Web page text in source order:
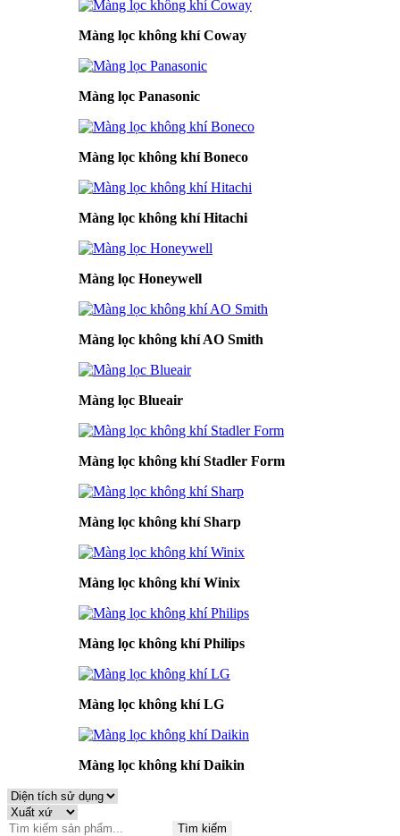
Màng lọc không khí Coway
Màng lọc Panasonic
Màng lọc không khí Boneco
Màng lọc không khí Hitachi
Màng lọc Honeywell
Màng lọc không khí AO Smith
Màng lọc Blueair
Màng lọc không khí Stadler Form
Màng lọc không khí Sharp
Màng lọc không khí Winix
Màng lọc không khí Philips
Màng lọc không khí LG
Màng lọc không khí Daikin
Tìm kiếm